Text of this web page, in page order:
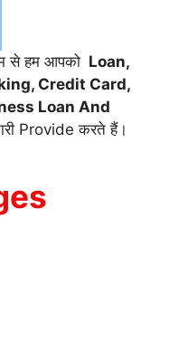
से हम आपको Loan,
Credit Card,
Loan And
Provide करते हैं।